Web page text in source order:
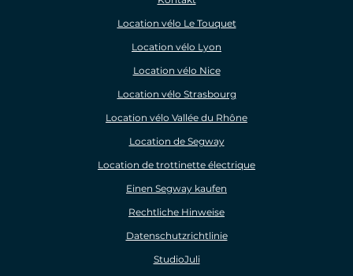
Location vélo Le Touquet
Location vélo Lyon
Location vélo Nice
Location vélo Strasbourg
Location vélo Vallée du Rhône
Location de Segway
Location de trottinette électrique
Einen Segway kaufen
Rechtliche Hinweise
Datenschutzrichtlinie
StudioJuli